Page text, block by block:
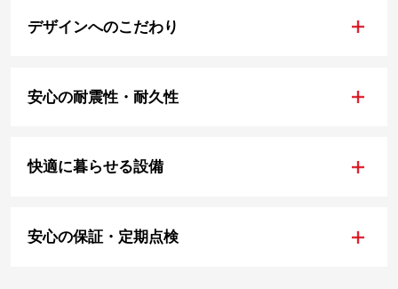
デザインへのこだわり +
安心の耐震性・耐久性 +
快適に暮らせる設備 +
安心の保証・定期点検 +